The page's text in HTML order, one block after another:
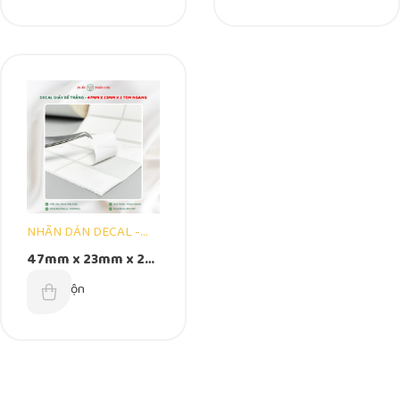
NHÃN DÁN DECAL -
DẠNG CUỘN,DECAL
TRẮNG
47mm x 23mm x 2
Tem Ngang – Decal
Cuộn Bế Trắng
Unit:Cuộn